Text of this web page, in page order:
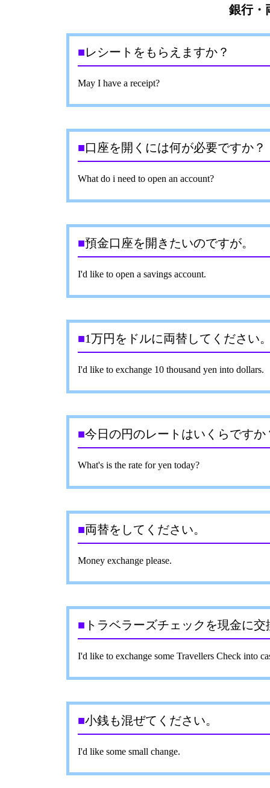
銀行・
■レシートをもらえますか？
May I have a receipt?
■口座を開くには何が必要ですか？
What do i need to open an account?
■預金口座を開きたいのですが。
I'd like to open a savings account.
■1万円をドルに両替してください
I'd like to exchange 10 thousand yen into dollars.
■今日の円のレートはいくらですか
What's is the rate for yen today?
■両替をしてください。
Money exchange please.
■ トラベラーズチェックを現金に
I'd like to exchange some Travellers Check into
■小銭も混ぜてください。
I'd like some small change.